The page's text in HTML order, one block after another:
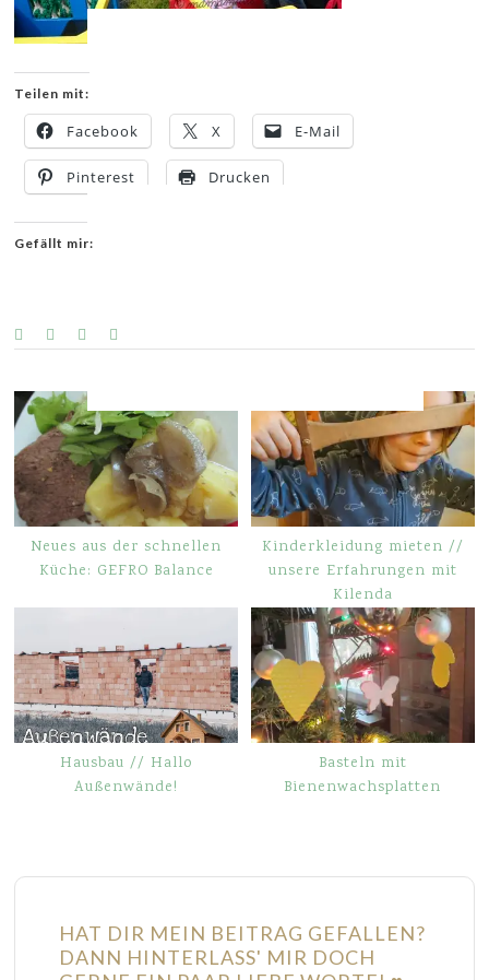
Teilen mit:
Facebook X E-Mail
Pinterest Drucken
Gefällt mir:
Neues aus der schnellen
Küche: GEFRO Balance
Kinderkleidung mieten //
unsere Erfahrungen mit
Kilenda
Hausbau // Hallo
Außenwände!
Basteln mit
Bienenwachsplatten
HAT DIR MEIN BEITRAG GEFALLEN?
DANN HINTERLASS' MIR DOCH